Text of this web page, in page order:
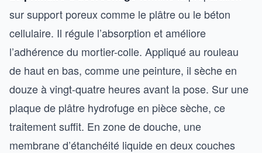
sur support poreux comme le plâtre ou le béton
cellulaire. Il régule l’absorption et améliore
l’adhérence du mortier-colle. Appliqué au rouleau
de haut en bas, comme une peinture, il sèche en
douze à vingt-quatre heures avant la pose. Sur une
plaque de plâtre hydrofuge en pièce sèche, ce
traitement suffit. En zone de douche, une
membrane d’étanchéité liquide en deux couches